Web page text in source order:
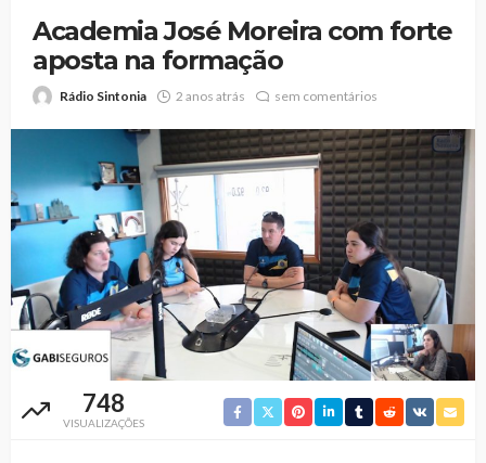
Academia José Moreira com forte
aposta na formação
Rádio Sintonia 2 anos atrás sem comentários
748
VISUALIZAÇÕES